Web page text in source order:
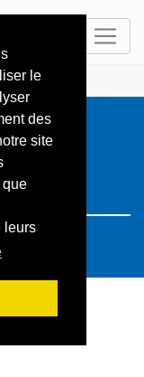
le
des
site
que
leurs